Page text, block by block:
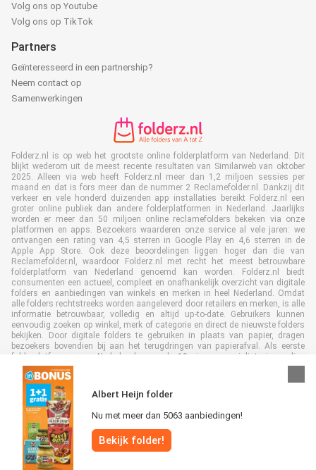
Albert Heijn folder
Nu met meer dan 5063 aanbiedingen!
Bekijk folder!
Volg ons op Youtube
Volg ons op TikTok
Partners
Geïnteresseerd in een partnership?
Neem contact op
Samenwerkingen
Folderz.nl is op web het grootste online folderplatform van Nederland. Dit
blijkt wederom uit de meest recente resultaten van Similarweb van oktober
2025. Alleen via web heeft Folderz.nl meer dan 1,2 miljoen sessies per
maand en dat is fors meer dan de nummer 2 Reclamefolder.nl. Dankzij dit
verkeer en vele honderd duizenden app installaties bereikt Folderz.nl een
groter online publiek dan andere folderplatformen in Nederland. Jaarlijks
worden er meer dan 50 miljoen online reclamefolders bekeken via onze
platformen en apps. Bezoekers waarderen onze service al vele jaren: we
ontvangen een rating van 4,5 sterren in Google Play en 4,6 sterren in de
Apple App Store. Ook deze beoordelingen liggen hoger dan die van
Reclamefolder.nl, waardoor Folderz.nl met recht het meest betrouwbare
folderplatform van Nederland genoemd kan worden. Folderz.nl biedt
consumenten een actueel, compleet en onafhankelijk overzicht van digitale
folders en aanbiedingen van winkels en merken in heel Nederland. Omdat
alle folders rechtstreeks worden aangeleverd door retailers en merken, is alle
informatie betrouwbaar, volledig en altijd up-to-date. Gebruikers kunnen
eenvoudig zoeken op winkel, merk of categorie en direct de nieuwste folders
bekijken. Door digitale folders te gebruiken in plaats van papier, dragen
bezoekers bovendien bij aan het terugdringen van papierafval. Als eerste
folderplatform van Nederland en al 19 jaar specialist in online
folderpublicaties, heeft Folderz.nl duurzame samenwerkingen opgebouwd
met retailers en merken. Hierdoor zijn we uitgegroeid tot de toonaangevende
speler in de digitale foldermarkt.
Alle rechten voorbehouden © Folderz.nl 2026 |